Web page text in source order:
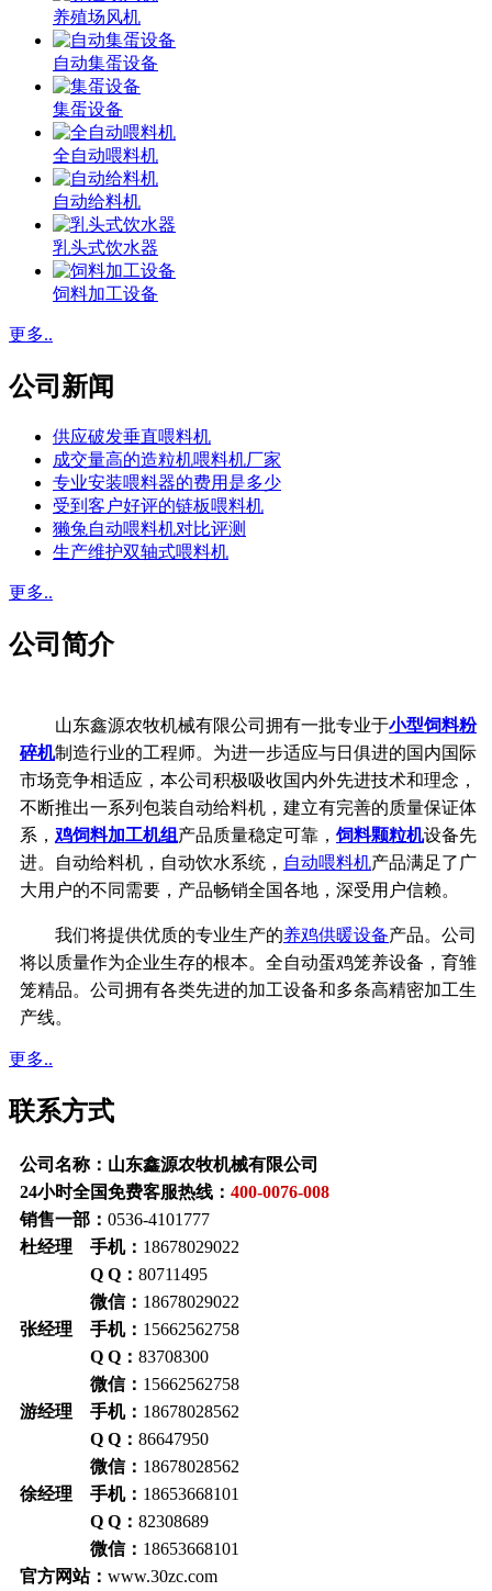
养殖场风机
自动集蛋设备
集蛋设备
全自动喂料机
自动给料机
乳头式饮水器
饲料加工设备
更多..
公司新闻
供应破发垂直喂料机
成交量高的造粒机喂料机厂家
专业安装喂料器的费用是多少
受到客户好评的链板喂料机
獭兔自动喂料机对比评测
生产维护双轴式喂料机
更多..
公司简介
山东鑫源农牧机械有限公司拥有一批专业于小型饲料粉
碎机制造行业的工程师。为进一步适应与日俱进的国内国际
市场竞争相适应，本公司积极吸收国内外先进技术和理念，
不断推出一系列包装自动给料机，建立有完善的质量保证体
系， 鸡饲料加工机组产品质量稳定可靠，饲料颗粒机设备先
进。自动给料机，自动饮水系统， 自动喂料机产品满足了广
大用户的不同需要，产品畅销全国各地，深受用户信赖。
我们将提供优质的专业生产的养鸡供暖设备产品。公司
将以质量作为企业生存的根本。全自动蛋鸡笼养设备，育雏
笼精品。公司拥有各类先进的加工设备和多条高精密加工生
产线。
更多..
联系方式
公司名称：山东鑫源农牧机械有限公司
24小时全国免费客服热线： 400-0076-008
销售一部： 0536-4101777
杜经理 手机： 18678029022
Q Q： 80711495
微信： 18678029022
张经理 手机： 15662562758
Q Q： 83708300
微信： 15662562758
游经理 手机： 18678028562
Q Q： 86647950
微信： 18678028562
徐经理 手机： 18653668101
Q Q： 82308689
微信： 18653668101
官方网站： www.30zc.com